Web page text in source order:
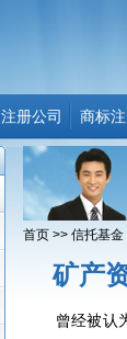
注册公司 商标
首页 >> 信托基金
矿产
曾经被认